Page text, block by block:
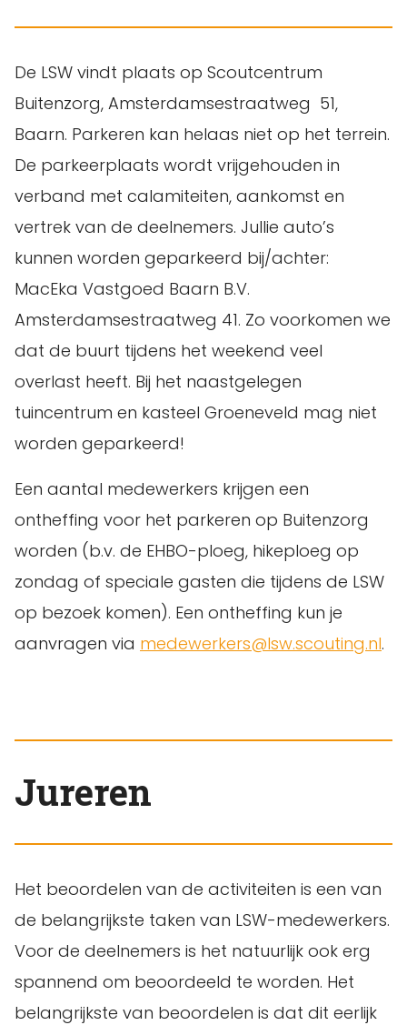
De LSW vindt plaats op Scoutcentrum
Buitenzorg, Amsterdamsestraatweg 51,
Baarn. Parkeren kan helaas niet op het terrein.
De parkeerplaats wordt vrijgehouden in
verband met calamiteiten, aankomst en
vertrek van de deelnemers. Jullie auto’s
kunnen worden geparkeerd bij/achter:
MacEka Vastgoed Baarn B.V.
Amsterdamsestraatweg 41. Zo voorkomen we
dat de buurt tijdens het weekend veel
overlast heeft. Bij het naastgelegen
tuincentrum en kasteel Groeneveld mag niet
worden geparkeerd!
Een aantal medewerkers krijgen een
ontheffing voor het parkeren op Buitenzorg
worden (b.v. de EHBO-ploeg, hikeploeg op
zondag of speciale gasten die tijdens de LSW
op bezoek komen). Een ontheffing kun je
aanvragen via medewerkers@lsw.scouting.nl.
Jureren
Het beoordelen van de activiteiten is een van
de belangrijkste taken van LSW-medewerkers.
Voor de deelnemers is het natuurlijk ook erg
spannend om beoordeeld te worden. Het
belangrijkste van beoordelen is dat dit eerlijk